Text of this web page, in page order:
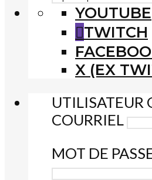
YOUTUBE
TWITCH
X (EX
UTILISATEUR
COURRIEL
MOT DE